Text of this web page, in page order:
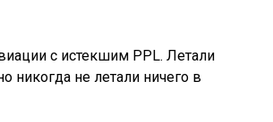
с истекшим PPL. Летали
никогда не летали ничего в